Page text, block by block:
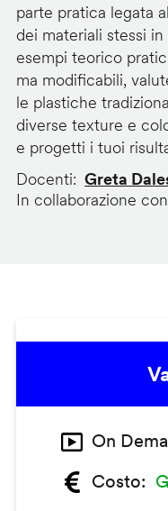
parte pratica legata
dei materiali stessi
esempi teorico
ma modificabili,
le plastiche
diverse texture e
e progetti i tuoi
Docenti
Greta
In collaborazione con
On
Costo